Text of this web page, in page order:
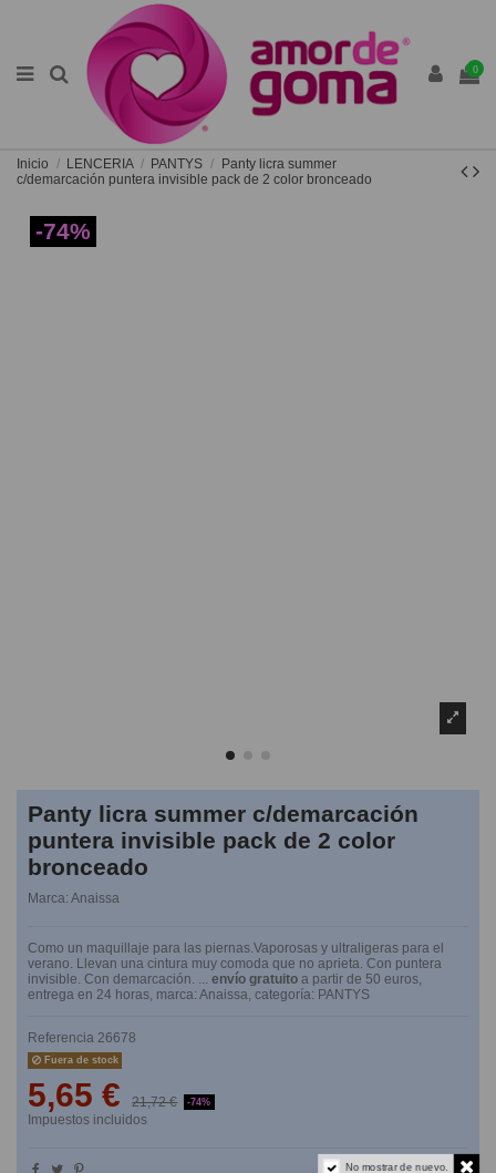
0
Inicio LENCERIA PANTYS
Panty licra summer
c/demarcación puntera invisible pack de 2 color bronceado
-74%
Panty licra summer c/demarcación
puntera invisible pack de 2 color
bronceado
Marca: Anaissa
Como un maquillaje para las piernas.Vaporosas y ultraligeras para el
verano. Llevan una cintura muy comoda que no aprieta. Con puntera
invisible. Con demarcación. ... envío gratuito a partir de 50 euros,
entrega en 24 horas, marca: Anaissa, categoría: PANTYS
Referencia 26678
Fuera de stock
5,65 € 21,72 € -74%
Impuestos incluidos
No mostrar de nuevo.